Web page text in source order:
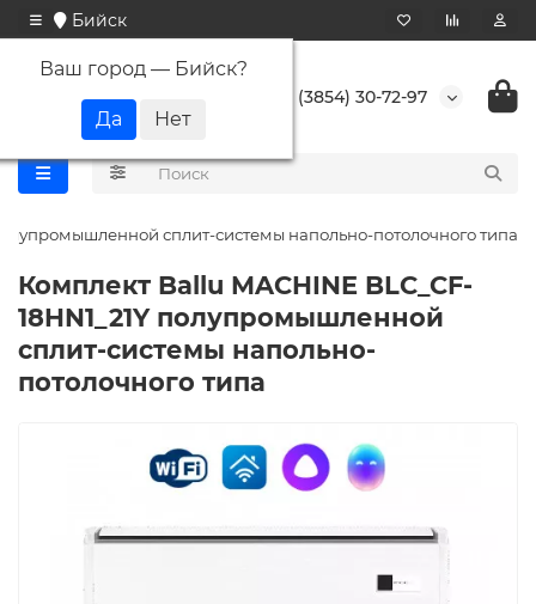
Бийск
Ваш город — Бийск?
+7 (3854) 30-72-97
сплит-системы напольно-потолочного типа
Комплект Ballu MACHINE BLC_CF-
18HN1_21Y полупромышленной
сплит-системы напольно-
потолочного типа